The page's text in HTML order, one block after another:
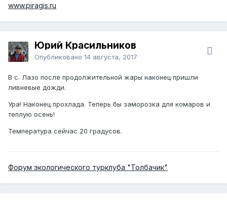
www.piragis.ru
Юрий Красильников
Опубликовано 14 августа, 2017
В с. Лазо после продолжительной жары наконец пришли
ливневые дожди.
Ура! Наконец прохлада. Теперь бы заморозка для комаров и
теплую осень!
Температура сейчас 20 градусов.
Форум экологического турклуба "Толбачик"